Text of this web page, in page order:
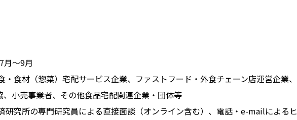
月〜9月
・食材（惣菜）宅配サービス企業、ファストフード・外食チェーン店運営企業、
小売事業者、その他食品宅配関連企業・団体等
研究所の専門研究員による直接面談（オンライン含む）、電話・e-mailによるヒ